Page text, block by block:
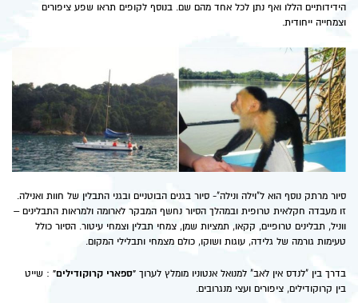
הידידותיים הללו ואף נתן לכל אחד מהם שם. בנוסף לקופים תראו שפע ציפורים
וצמחייה ייחודית.
סיור מרתק נוסף הוא ל"וילה ונילה"- סיור בגנים הבוטניים ובגני התבלין של חוות ואנילה.
זו מעבדה חקלאית טרופית ובמהלך הסיור נחשף המבקר לארומה ולמראות התבלינים –
ווניל, תבלינים טרופיים, קקאו, תמציות שמן, צמחי תבלין וצמחי עיטור. הסיור כולל
טעימות גורמה של גלידה, עוגות ושוקו, כולם מצמחי ותבלילי המקום.
בדרך בין "לנדס אין לאב" למנואל אנטוניו מומלץ לערוך "ספארי קרוקודילים" : שייט
בין קרוקודילים, ציפורים ועצי מנגרובים.